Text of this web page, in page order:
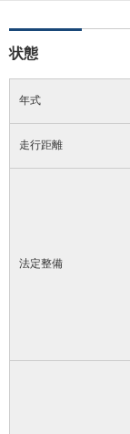
状態
年式
走行距離
法定整備